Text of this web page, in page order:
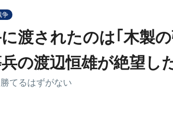
争
渡されたのは｢木製
の渡辺恒雄が絶望し
てるはずがない